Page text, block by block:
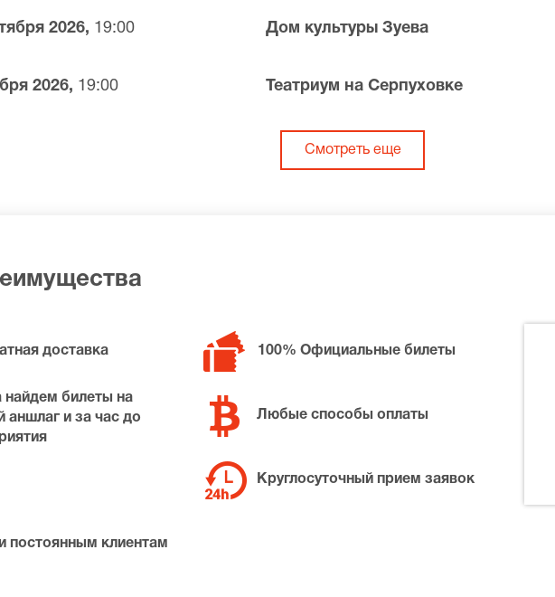
2026, 19:00 Дом культуры Зуева
2026, 19:00 Театриум на Серпуховке
Смотреть еще
доставка 100% Официальные билеты
найдем билеты на
аншлаг и за час до
Любые способы оплаты
Круглосуточный прием заявок
постоянным клиентам